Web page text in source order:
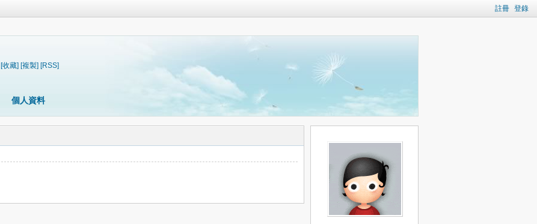
註冊 登錄
[收藏] [複製] [RSS]
個人資料